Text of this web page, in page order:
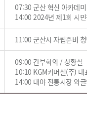
07:30 군산 혁신 아카데
14:00 2024년 제1회 시
11:00 군산시 자립준비
09:00 간부회의 / 상황실
10:10 KGM커머셜(주) 대
14:00 대야 전통시장 와